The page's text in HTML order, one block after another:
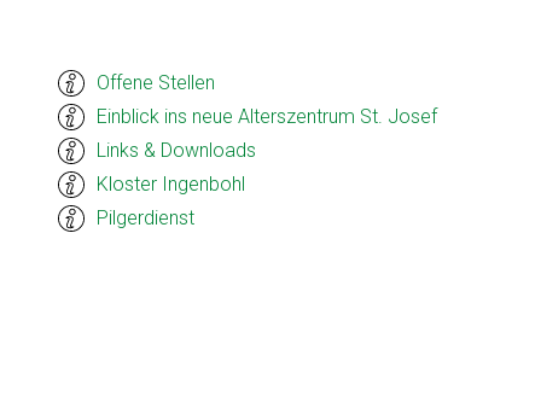
Offene Stellen
Einblick ins neue Alterszentrum St. Josef
Links & Downloads
Kloster Ingenbohl
Pilgerdienst